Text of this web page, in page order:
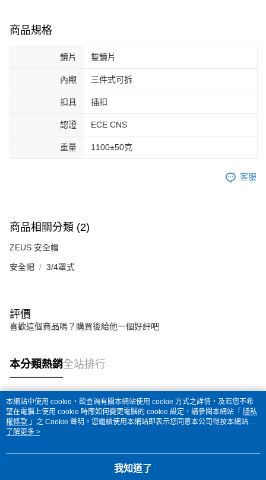
商品規格
鏡片 雙鏡片
內襯 三件式可拆
扣具 插扣
認證 ECE CNS
重量 1100±50克
客服
商品相關分類 (2)
ZEUS 安全帽
安全帽 3/4罩式
評價
喜歡這個商品嗎？購買後給他一個好評吧
本分類熱銷全站排行
熱門標籤
本網站中使用 cookie，欲查詢有關本網站使用 cookie 方式之詳情，及若您不希
望在電腦上使用 cookie 時應如何變更電腦的 cookie 設定，請參閱本網站「 隱私
權條款 」之 Cookie 聲明。您繼續使用本網站即表示您同意本公司得按本網站使
用條款之 Cookie 聲明使用 cookie。
了解更多 >
我知道了